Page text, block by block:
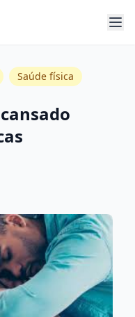
Saúde física